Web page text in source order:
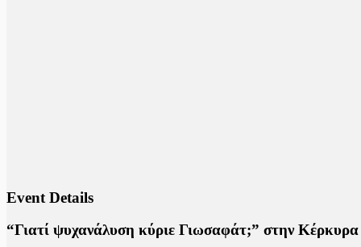
Event Details
“Γιατί ψυχανάλυση κύριε Γιωσαφάτ;” στην Κέρκυρα